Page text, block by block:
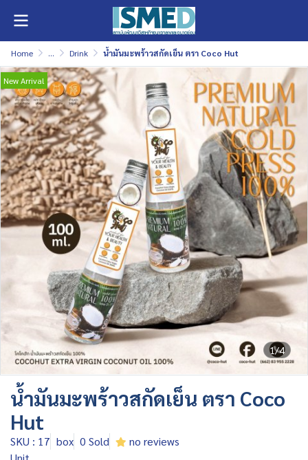
Home ... Drink น้ำมันมะพร้าวสกัดเย็น ตรา Coco Hut
1/4
New Arrival
น้ำมันมะพร้าวสกัดเย็น ตรา Coco
Hut
SKU : 17 box 0 Sold
no reviews